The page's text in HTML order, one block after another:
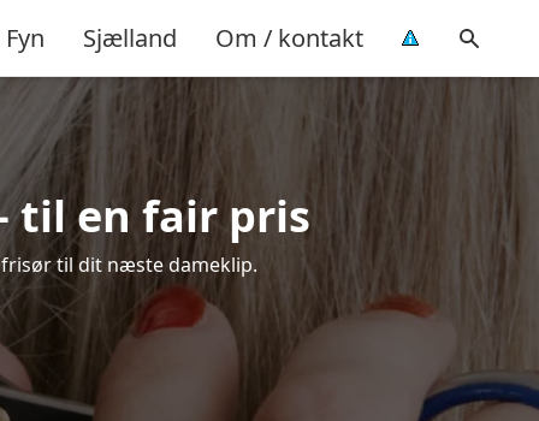
Fyn Sjælland Om / kontakt
til en fair pris
til dit næste dameklip.